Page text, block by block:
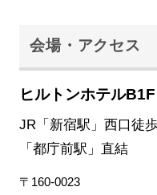
会場・アクセス
ヒルトンホテル
JR「新宿駅」西口徒
「都庁前駅」直結
〒160-0023